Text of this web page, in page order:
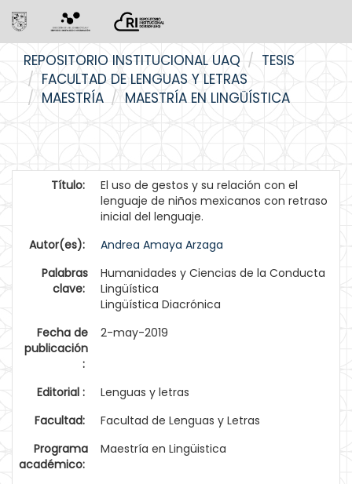
navigation
REPOSITORIO INSTITUCIONAL UAQ
TESIS
FACULTAD DE LENGUAS Y LETRAS
MAESTRÍA
MAESTRÍA EN LINGÜÍSTICA
Título:
El uso de gestos y su relación con el
lenguaje de niños mexicanos con retraso
inicial del lenguaje.
Autor(es):
Andrea Amaya Arzaga
Palabras
clave:
Humanidades y Ciencias de la Conducta
Lingüística
Lingüística Diacrónica
Fecha de
publicación
:
2-may-2019
Editorial :
Lenguas y letras
Facultad:
Facultad de Lenguas y Letras
Programa
académico:
Maestría en Lingüistica